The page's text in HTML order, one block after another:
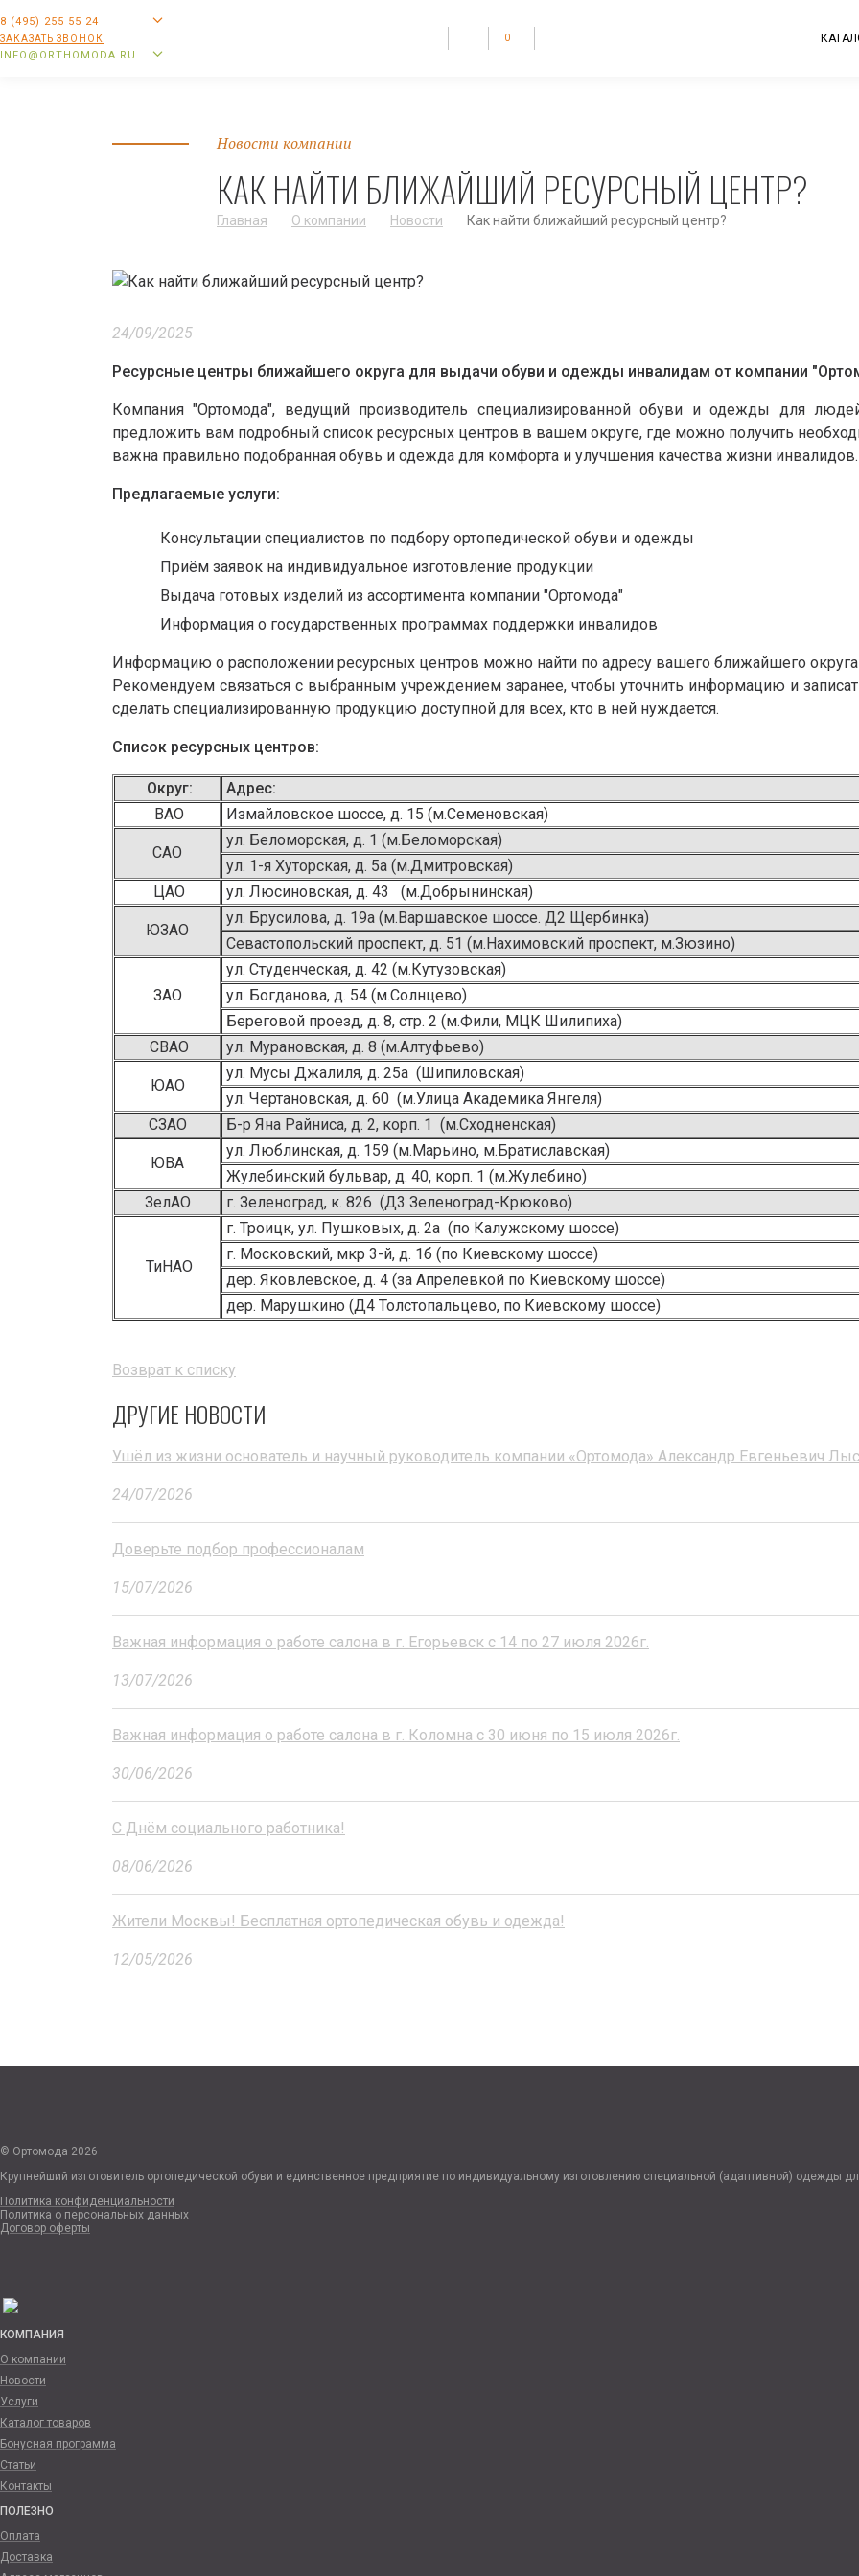
8 (495) 255 55 24
ЗАКАЗАТЬ ЗВОНОК
INFO@ORTHOMODA.RU
0
Новости компании
КАК НАЙТИ БЛИЖАЙШИЙ РЕСУРСНЫЙ ЦЕНТР?
Главная О компании Новости Как найти ближайший ресурсный центр?
24/09/2025
Ресурсные центры ближайшего округа для выдачи обуви и одежды инвалидам от компании
Компания "Ортомода", ведущий производитель специализированной обуви и одежды для
предложить вам подробный список ресурсных центров в вашем округе, где можно получить
важна правильно подобранная обувь и одежда для комфорта и улучшения качества жизни инвалидов.
Предлагаемые услуги:
Консультации специалистов по подбору ортопедической обуви и одежды
Приём заявок на индивидуальное изготовление продукции
Выдача готовых изделий из ассортимента компании "Ортомода"
Информация о государственных программах поддержки инвалидов
Информацию о расположении ресурсных центров можно найти по адресу вашего ближайшего округа
Рекомендуем связаться с выбранным учреждением заранее, чтобы уточнить информацию и
сделать специализированную продукцию доступной для всех, кто в ней нуждается.
Список ресурсных центров:
Округ:
Адрес:
ВАО
Измайловское шоссе, д. 15 (м.Семеновская)
САО
ул. Беломорская, д. 1 (м.Беломорская)
ул. 1-я Хуторская, д. 5а (м.Дмитровская)
ЦАО
ул. Люсиновская, д. 43 (м.Добрынинская)
ЮЗАО
ул. Брусилова, д. 19а (м.Варшавское шоссе. Д2 Щербинка)
Севастопольский проспект, д. 51 (м.Нахимовский проспект, м.Зюзино)
ЗАО
ул. Студенческая, д. 42 (м.Кутузовская)
ул. Богданова, д. 54 (м.Солнцево)
Береговой проезд, д. 8, стр. 2 (м.Фили, МЦК Шилипиха)
СВАО
ул. Мурановская, д. 8 (м.Алтуфьево)
ЮАО
ул. Мусы Джалиля, д. 25а (Шипиловская)
ул. Чертановская, д. 60 (м.Улица Академика Янгеля)
СЗАО
Б-р Яна Райниса, д. 2, корп. 1 (м.Сходненская)
ЮВА
ул. Люблинская, д. 159 (м.Марьино, м.Братиславская)
Жулебинский бульвар, д. 40, корп. 1 (м.Жулебино)
ЗелАО
г. Зеленоград, к. 826 (Д3 Зеленоград-Крюково)
ТиНАО
г. Троицк, ул. Пушковых, д. 2а (по Калужскому шоссе)
г. Московский, мкр 3-й, д. 1б (по Киевскому шоссе)
дер. Яковлевское, д. 4 (за Апрелевкой по Киевскому шоссе)
дер. Марушкино (Д4 Толстопальцево, по Киевскому шоссе)
Возврат к списку
ДРУГИЕ НОВОСТИ
Ушёл из жизни основатель и научный руководитель компании «Ортомода» Александр Евгеньевич
24/07/2026
Доверьте подбор профессионалам
15/07/2026
Важная информация о работе салона в г. Егорьевск с 14 по 27 июля 2026г.
13/07/2026
Важная информация о работе салона в г. Коломна с 30 июня по 15 июля 2026г.
30/06/2026
С Днём социального работника!
08/06/2026
Жители Москвы! Бесплатная ортопедическая обувь и одежда!
12/05/2026
© Ортомода 2026
Крупнейший изготовитель ортопедической обуви и единственное предприятие по индивидуальному изготовлению специальной (адаптивной) одежды
Политика конфиденциальности
Политика о персональных данных
Договор оферты
КОМПАНИЯ
О компании
Новости
Услуги
Каталог товаров
Бонусная программа
Статьи
Контакты
ПОЛЕЗНО
Оплата
Доставка